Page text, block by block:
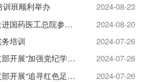
训班顺利举办
2024-08-23
医工总院参观学习
2024-08-20
培训
2024-07-26
传承红色基因”主题党日活动
2024-07-26
使命，践行创新精神”主题党日活动
2024-07-26